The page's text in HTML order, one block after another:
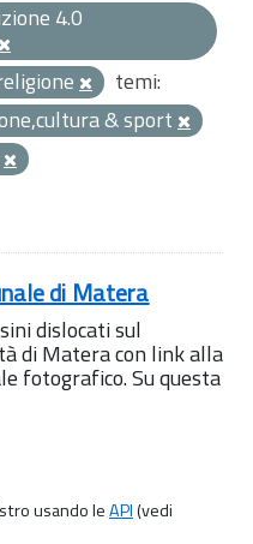
4.0
temi:
& sport
di Matera
dislocati sul
di Matera con link alla
fotografico. Su questa
usando leAPI(vedi